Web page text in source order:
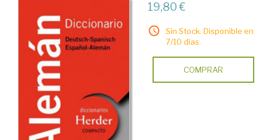
19,80 €
Sin Stock. Disponible en
7/10 días.
COMPRAR